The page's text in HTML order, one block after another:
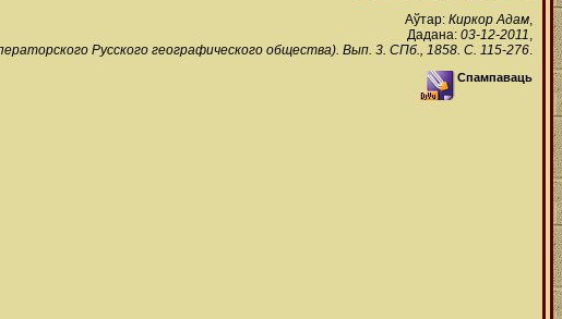
Аўтар: Киркор Адам,
Дадана: 03-12-2011,
Русского географического общества). Вып. 3. СПб., 1858. С. 115-276.
Спампаваць